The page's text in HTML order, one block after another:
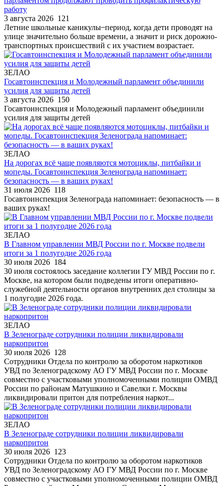
работу
3 августа 2026 121
Летние школьные каникулы ̶ период, когда дети проводят на
улице значительно больше времени, а значит и риск дорожно-
транспортных происшествий с их участием возрастает.
ЗЕЛАО
Госавтоинспекция и Молодежный парламент объединили
усилия для защиты детей
3 августа 2026 150
Госавтоинспекция и Молодежный парламент объединили
усилия для защиты детей
ЗЕЛАО
На дорогах всё чаще появляются мотоциклы, питбайки и
мопеды. Госавтоинспекция Зеленограда напоминает:
безопасность — в ваших руках!
31 июля 2026 118
Госавтоинспекция Зеленограда напоминает: безопасность — в
ваших руках!
ЗЕЛАО
В Главном управлении МВД России по г. Москве подвели
итоги за 1 полугодие 2026 года
30 июля 2026 184
30 июля состоялось заседание коллегии ГУ МВД России по г.
Москве, на котором были подведены итоги оперативно-
служебной деятельности органов внутренних дел столицы за
1 полугодие 2026 года.
ЗЕЛАО
В Зеленограде сотрудники полиции ликвидировали
наркопритон
30 июля 2026 128
Сотрудники Отдела по контролю за оборотом наркотиков
УВД по Зеленоградскому АО ГУ МВД России по г. Москве
совместно с участковыми уполномоченными полиции ОМВД
России по районам Матушкино и Савелки г. Москвы
ликвидировали притон для потребления наркот...
ЗЕЛАО
В Зеленограде сотрудники полиции ликвидировали
наркопритон
30 июля 2026 123
Сотрудники Отдела по контролю за оборотом наркотиков
УВД по Зеленоградскому АО ГУ МВД России по г. Москве
совместно с участковыми уполномоченными полиции ОМВД